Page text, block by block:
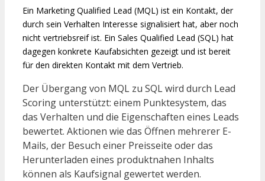
Ein Marketing Qualified Lead (MQL) ist ein Kontakt, der
durch sein Verhalten Interesse signalisiert hat, aber noch
nicht vertriebsreif ist. Ein Sales Qualified Lead (SQL) hat
dagegen konkrete Kaufabsichten gezeigt und ist bereit
für den direkten Kontakt mit dem Vertrieb.
Der Übergang von MQL zu SQL wird durch Lead
Scoring unterstützt: einem Punktesystem, das
das Verhalten und die Eigenschaften eines Leads
bewertet. Aktionen wie das Öffnen mehrerer E-
Mails, der Besuch einer Preisseite oder das
Herunterladen eines produktnahen Inhalts
können als Kaufsignal gewertet werden.